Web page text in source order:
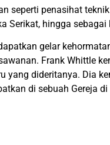
seperti penasihat
Serikat, hingga
gelar
Frank Whittle
yang dideritanya. Dia
di sebuah Gereja di